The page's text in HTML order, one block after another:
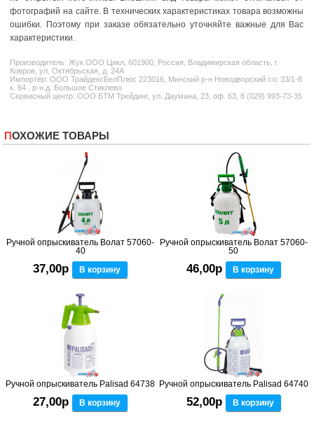
фотографий на сайте. В технических характеристиках товара возможны
ошибки. Поэтому при заказе обязательно уточняйте важные для Вас
характеристики.
Производитель: Жук ООО Цикл, 601900, Россия, Владимирская область, г.
Ковров, ул. Октябрьская, д. 24А
Импортёр: ООО ТрайдексБелПлюс 223016, Минский р-н Новодворский с/с 33/1-8
к. 64 , р-н д. Большое Стиклево
Сервисный центр: ООО БТМ Трейдинг, ул. Даумана, 23, оф. 63, 8 (029) 993-73-35
ПОХОЖИЕ ТОВАРЫ
Ручной опрыскиватель Волат 57060-
40
37,00р В корзину
Ручной опрыскиватель Волат 57060-
50
46,00р В корзину
Ручной опрыскиватель Palisad 64738
27,00р В корзину
Ручной опрыскиватель Palisad 64740
52,00р В корзину